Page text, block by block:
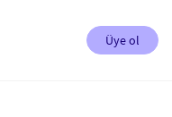
Üye ol